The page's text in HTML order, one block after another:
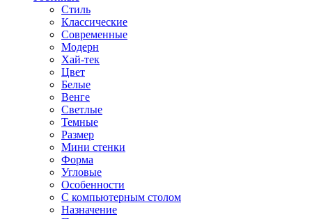
Стиль
Классические
Современные
Модерн
Хай-тек
Цвет
Белые
Венге
Светлые
Темные
Размер
Мини стенки
Форма
Угловые
Особенности
С компьютерным столом
Назначение